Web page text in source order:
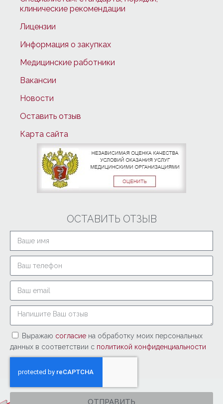
клинические рекомендации
Лицензии
Информация о закупках
Медицинские работники
Вакансии
Новости
Оставить отзыв
Карта сайта
ОСТАВИТЬ ОТЗЫВ
Выражаю согласие на обработку моих персональных
данных в соответствии с политикой конфиденциальности
ОТПРАВИТЬ